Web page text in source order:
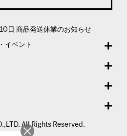
日 商品発送休業のお知らせ
イベント
All Rights Reserved.